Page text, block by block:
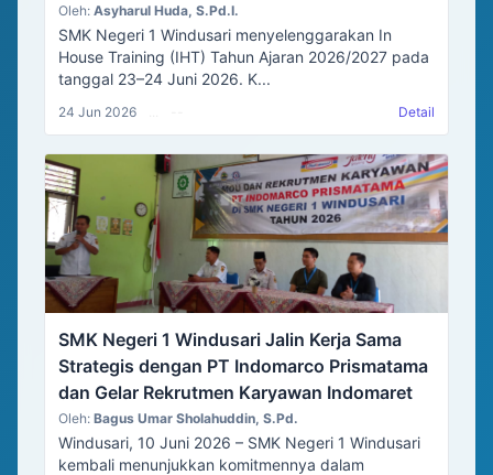
Oleh: Asyharul Huda, S.Pd.I.
SMK Negeri 1 Windusari menyelenggarakan In
House Training (IHT) Tahun Ajaran 2026/2027 pada
tanggal 23–24 Juni 2026. K...
24 Jun 2026 Detail
SMK Negeri 1 Windusari Jalin Kerja Sama
Strategis dengan PT Indomarco Prismatama
dan Gelar Rekrutmen Karyawan Indomaret
Oleh: Bagus Umar Sholahuddin, S.Pd.
Windusari, 10 Juni 2026 – SMK Negeri 1 Windusari
kembali menunjukkan komitmennya dalam